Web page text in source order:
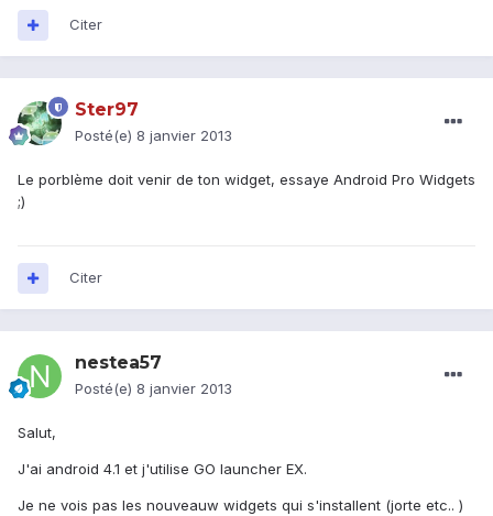
Citer
Ster97
Posté(e) 8 janvier 2013
Le porblème doit venir de ton widget, essaye Android Pro Widgets
;)
Citer
nestea57
Posté(e) 8 janvier 2013
Salut,
J'ai android 4.1 et j'utilise GO launcher EX.
Je ne vois pas les nouveauw widgets qui s'installent (jorte etc.. )